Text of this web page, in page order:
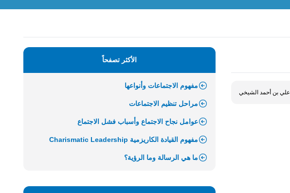
علي بن أحمد الشيخي
الأكثر تصفحاً
مفهوم الاجتماعات وأنواعها
مراحل تنظيم الاجتماعات
عوامل نجاح الاجتماع وأسباب فشل الاجتماع
مفهوم القيادة الكاريزمية Charismatic Leadership
ما هي الرسالة وما الرؤية؟